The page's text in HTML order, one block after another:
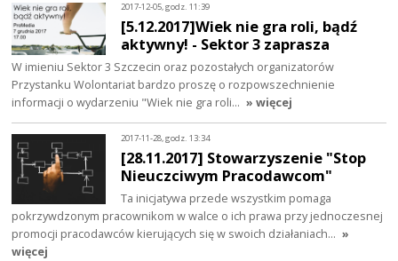
2017-12-05, godz. 11:39
[5.12.2017]Wiek nie gra roli, bądź
aktywny! - Sektor 3 zaprasza
W imieniu Sektor 3 Szczecin oraz pozostałych organizatorów
Przystanku Wolontariat bardzo proszę o rozpowszechnienie
informacji o wydarzeniu "Wiek nie gra roli… » więcej
2017-11-28, godz. 13:34
[28.11.2017] Stowarzyszenie "Stop
Nieuczciwym Pracodawcom"
Ta inicjatywa przede wszystkim pomaga
pokrzywdzonym pracownikom w walce o ich prawa przy jednoczesnej
promocji pracodawców kierujących się w swoich działaniach… »
więcej